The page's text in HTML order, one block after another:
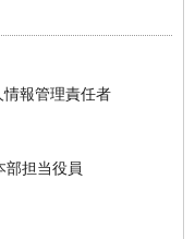
情報管理責任者
部担当役員